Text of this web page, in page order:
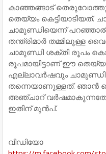
കാഞ്ഞങ്ങാട്
തെയ്യം കെട്ടിയാടിയത്.
ചാമുണ്ഡിയെന്ന്
തന്ത്രിമാര്‍ തമ്മിലുള്ള
ചാമുണ്ഡി ശക്തി രൂപം
രൂപമായിട്ടാണ് ഈ
എല്ലാവര്‍ഷവും
തന്നെയാണുള്ളത്. ഞാന്‍
അഞ്ചാറ്
ഇതിന് മുന്‍പ്.
വീഡിയോ